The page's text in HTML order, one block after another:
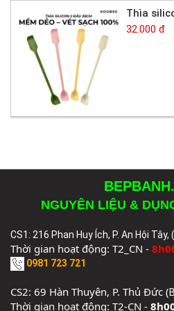
Thìa
32.000 đ
NGUYÊN LIỆU &
CS1: 216 Phan Huy Ích, P. An Hội Tây,
Thời gian hoạt động: T2_CN -
0981 723 721
CS2: 69 Hàn Thuyên, P. Thủ Đức (
Thời gian hoạt động: T2-CN -